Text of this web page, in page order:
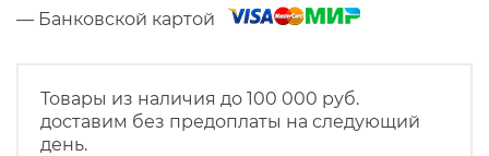
— Банковской картой
Товары из наличия до 100 000 руб.
доставим без предоплаты на следующий
день.